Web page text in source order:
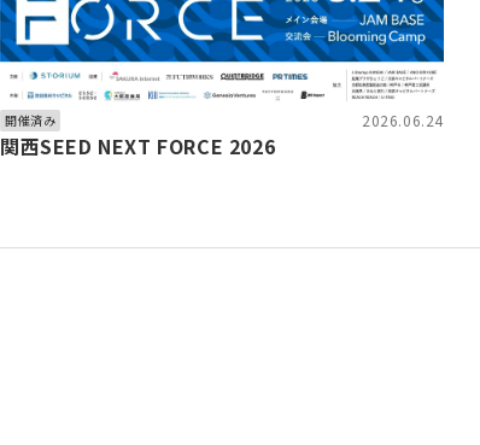
開催済み 2026.06.24
関西SEED NEXT FORCE 2026